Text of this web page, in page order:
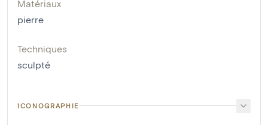
Matériaux
pierre
Techniques
sculpté
ICONOGRAPHIE